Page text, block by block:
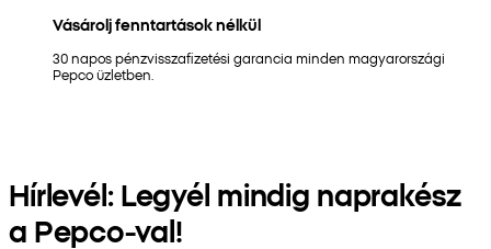
Vásárolj fenntartások nélkül
30 napos pénzvisszafizetési garancia minden magyarországi
Pepco üzletben.
Hírlevél: Legyél mindig naprakész
a Pepco-val!